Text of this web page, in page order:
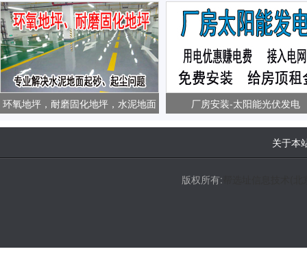
环氧地坪，耐磨固化地坪，水泥地面
起砂、起尘问题
厂房安装-太阳能光伏发电
关于本
版权所有: